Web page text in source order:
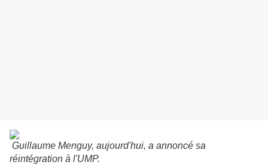
Guillaume Menguy, aujourd'hui, a annoncé sa
réintégration à l'UMP.